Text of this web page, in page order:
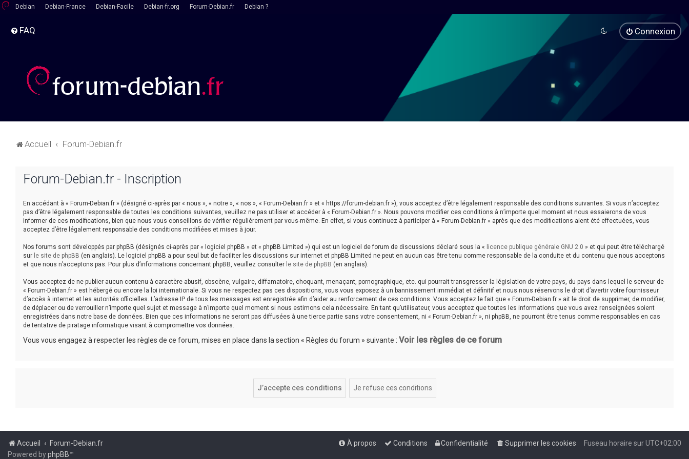
Debian Debian-France Debian-Facile Debian-fr.org Forum-Debian.fr Debian ?
FAQ Connexion
Accueil Forum-Debian.fr
Forum-Debian.fr - Inscription
En accédant à « Forum-Debian.fr » (désigné ci-après par « nous », « notre », « nos », « Forum-Debian.fr » et « https://forum-debian.fr »), vous acceptez d’être légalement responsable des conditions suivantes. Si vous n’acceptez
pas d’être légalement responsable de toutes les conditions suivantes, veuillez ne pas utiliser et accéder à « Forum-Debian.fr ». Nous pouvons modifier ces conditions à n’importe quel moment et nous essaierons de vous
informer de ces modifications, bien que nous vous conseillons de vérifier régulièrement par vous-même. En effet, si vous continuez à participer à « Forum-Debian.fr » après que des modifications aient été effectuées, vous
acceptez d’être légalement responsable des conditions modifiées et mises à jour.
Nos forums sont développés par phpBB (désignés ci-après par « logiciel phpBB » et « phpBB Limited ») qui est un logiciel de forum de discussions déclaré sous la « licence publique générale GNU 2.0 » et qui peut être téléchargé
sur le site de phpBB (en anglais). Le logiciel phpBB a pour seul but de faciliter les discussions sur internet et phpBB Limited ne peut en aucun cas être tenu comme responsable de la conduite et du contenu que nous acceptons
et que nous n’acceptons pas. Pour plus d’informations concernant phpBB, veuillez consulter le site de phpBB (en anglais).
Vous acceptez de ne publier aucun contenu à caractère abusif, obscène, vulgaire, diffamatoire, choquant, menaçant, pornographique, etc. qui pourrait transgresser la législation de votre pays, du pays dans lequel le serveur de
« Forum-Debian.fr » est hébergé ou encore la loi internationale. Si vous ne respectez pas ces dispositions, vous vous exposez à un bannissement immédiat et définitif et nous nous réservons le droit d’avertir votre fournisseur
d’accès à internet et les autorités officielles. L’adresse IP de tous les messages est enregistrée afin d’aider au renforcement de ces conditions. Vous acceptez le fait que « Forum-Debian.fr » ait le droit de supprimer, de modifier,
de déplacer ou de verrouiller n’importe quel sujet et message à n’importe quel moment si nous estimons cela nécessaire. En tant qu’utilisateur, vous acceptez que toutes les informations que vous avez renseignées soient
enregistrées dans notre base de données. Bien que ces informations ne seront pas diffusées à une tierce partie sans votre consentement, ni « Forum-Debian.fr », ni phpBB, ne pourront être tenus comme responsables en cas
de tentative de piratage informatique visant à compromettre vos données.
Vous vous engagez à respecter les règles de ce forum, mises en place dans la section « Règles du forum » suivante : Voir les règles de ce forum
Accueil Forum-Debian.fr Fuseau horaire surUTC+02:00
Supprimer les cookies
Confidentialité
Conditions
À propos
Powered byphpBB™